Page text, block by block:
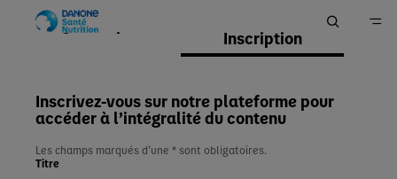
Connexion Inscription
Inscrivez-vous sur notre plateforme pour
accéder à l’intégralité du contenu
Les champs marqués d’une * sont obligatoires.
Titre